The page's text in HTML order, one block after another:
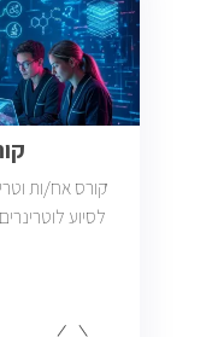
קורס אח/ות
לסיוע